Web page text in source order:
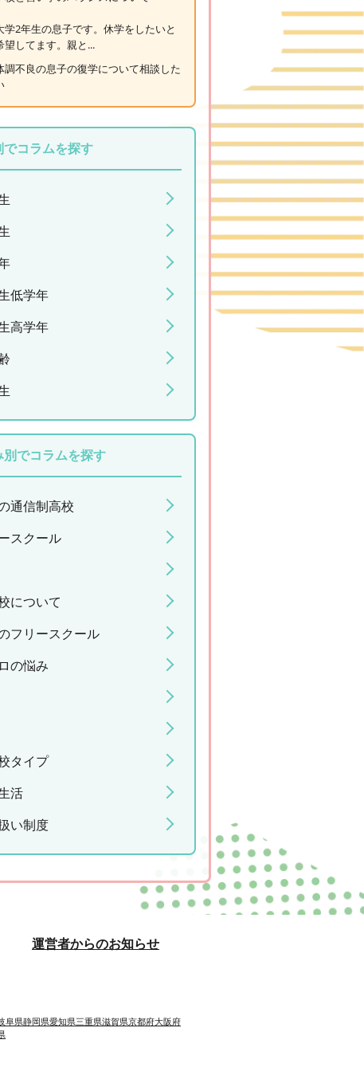
学2年生の息子です。休学をしたいと
望してます。親と...
調不良の息子の復学について相談した
でコラムを探す
低学年
高学年
別でコラムを探す
通信制高校
スクール
について
フリースクール
の悩み
タイプ
活
い制度
運営者からのお知らせ
阜県静岡県愛知県三重県滋賀県京都府大阪府